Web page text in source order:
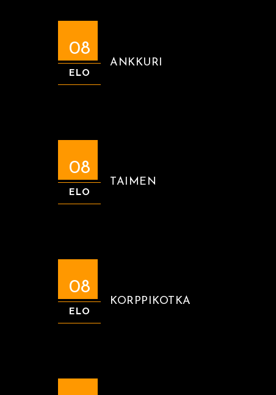
08
ELO
ANKKURI
08
ELO
TAIMEN
08
ELO
KORPPIKOTKA